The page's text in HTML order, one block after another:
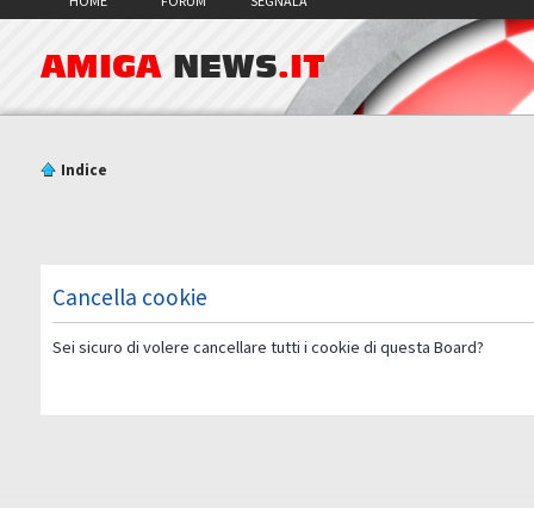
AMIGA NEWS.IT
Indice
Cancella cookie
Sei sicuro di volere cancellare tutti i cookie di questa Board?